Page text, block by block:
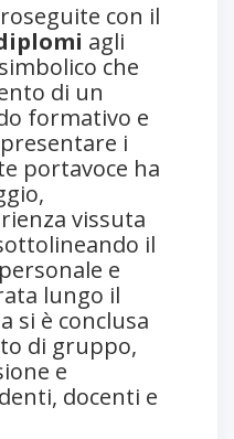
con il
agli
che
di un
formativo e
i
portavoce ha
vissuta
il
e
lungo il
si è conclusa
di gruppo,
e
docenti e